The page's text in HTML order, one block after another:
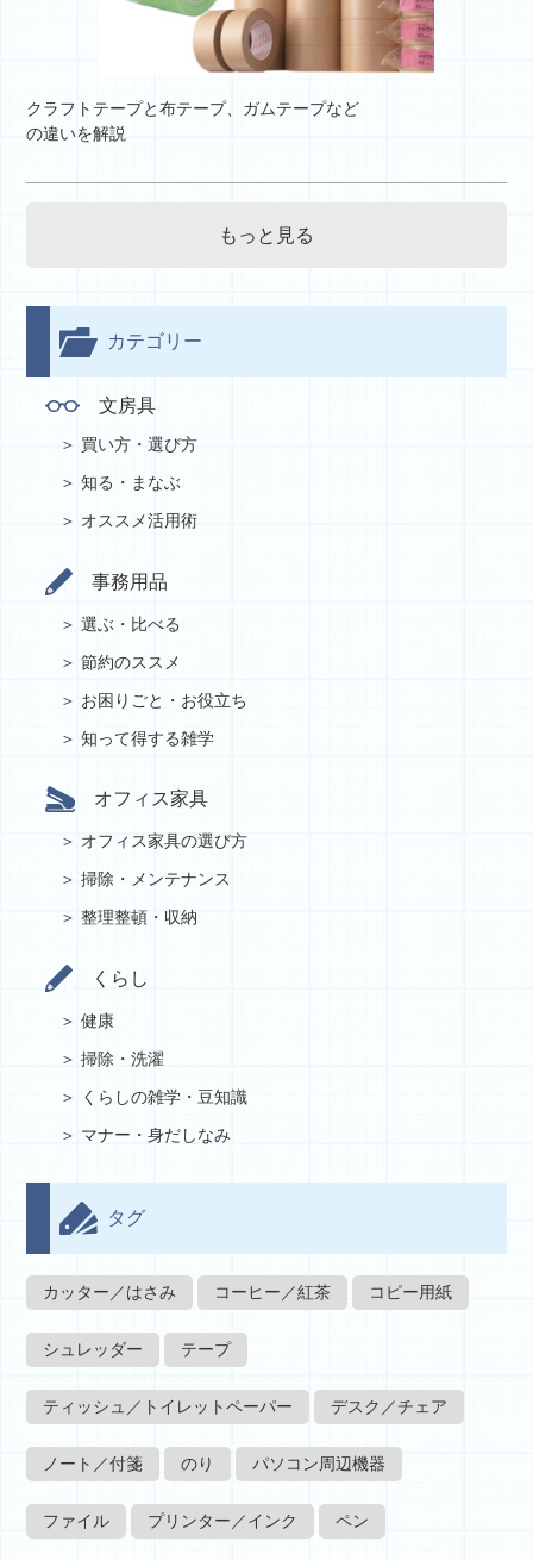
クラフトテープと布テープ、ガムテープなど
の違いを解説
もっと見る
カテゴリー
文房具
買い方・選び方
知る・まなぶ
オススメ活用術
事務用品
選ぶ・比べる
節約のススメ
お困りごと・お役立ち
知って得する雑学
オフィス家具
オフィス家具の選び方
掃除・メンテナンス
整理整頓・収納
くらし
健康
掃除・洗濯
くらしの雑学・豆知識
マナー・身だしなみ
タグ
カッター／はさみ コーヒー／紅茶 コピー用紙
シュレッダー テープ
ティッシュ／トイレットペーパー デスク／チェア
ノート／付箋 のり パソコン周辺機器
ファイル プリンター／インク ペン